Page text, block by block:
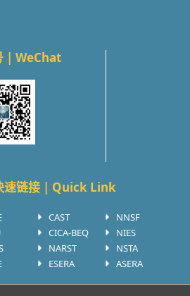
| WeChat
速链接 | Quick Link
CAST
NNSF
CICA-BEQ
NIES
NARST
NSTA
ESERA ASERA